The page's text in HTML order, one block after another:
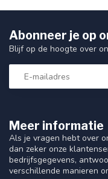
Meer informatie
Als je vragen hebt over
dan zeker onze
bedrijfsgegevens,
verschillende manieren
Abonneer je op
Blijf op de hoogte over